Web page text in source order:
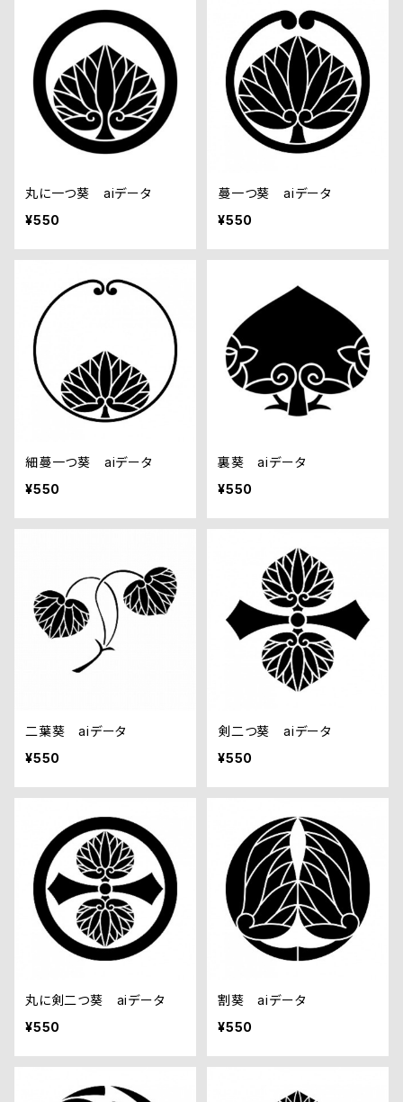
丸に一つ葵 aiデータ
¥550
蔓一つ葵 aiデータ
¥550
細蔓一つ葵 aiデータ
¥550
裏葵 aiデータ
¥550
二葉葵 aiデータ
¥550
剣二つ葵 aiデータ
¥550
丸に剣二つ葵 aiデータ
¥550
割葵 aiデータ
¥550